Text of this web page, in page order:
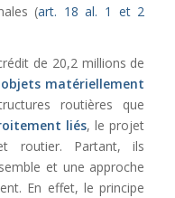
(art. 18 al. 1 et 2
de 20,2 millions de
matériellement
routières que
liés, le projet
routier. Partant, ils
et une approche
En effet, le principe